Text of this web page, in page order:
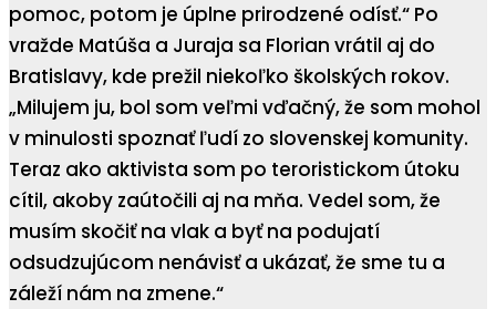
pomoc, potom je úplne prirodzené odísť.“ Po
vražde Matúša a Juraja sa Florian vrátil aj do
Bratislavy, kde prežil niekoľko školských rokov.
„Milujem ju, bol som veľmi vďačný, že som mohol
v minulosti spoznať ľudí zo slovenskej komunity.
Teraz ako aktivista som po teroristickom útoku
cítil, akoby zaútočili aj na mňa. Vedel som, že
musím skočiť na vlak a byť na podujatí
odsudzujúcom nenávisť a ukázať, že sme tu a
záleží nám na zmene.“